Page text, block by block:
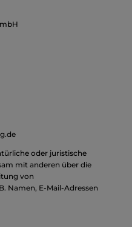
oder juristische
mit anderen über die
von
Namen, E-Mail-Adressen